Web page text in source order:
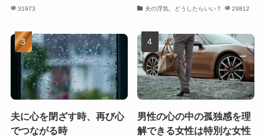
31973
夫の浮気、どうしたらいい？
29812
夫に心を閉ざす時、再び心
でつながる時
男性の心の中の孤独感を理
解できる女性は特別な女性